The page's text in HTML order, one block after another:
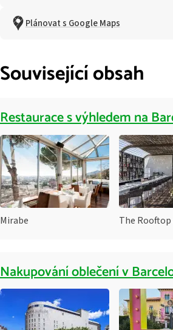
Plánovat s Google Maps
Související obsah
Restaurace s výhledem na
Mirabe The
Nakupování oblečení v